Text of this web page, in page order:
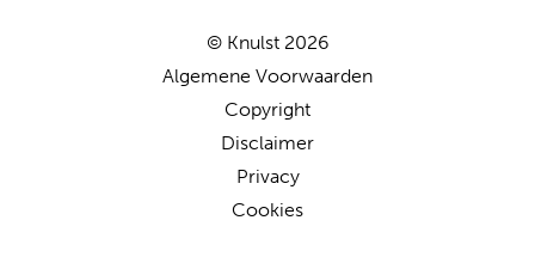
© Knulst 2026
Algemene Voorwaarden
Copyright
Disclaimer
Privacy
Cookies